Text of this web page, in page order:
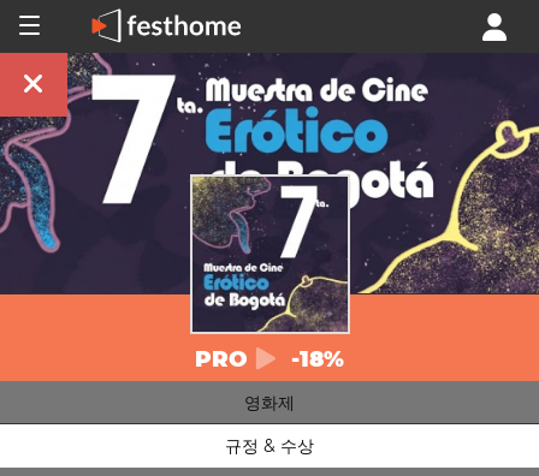
PRO -18%
영화제
규정 & 수상